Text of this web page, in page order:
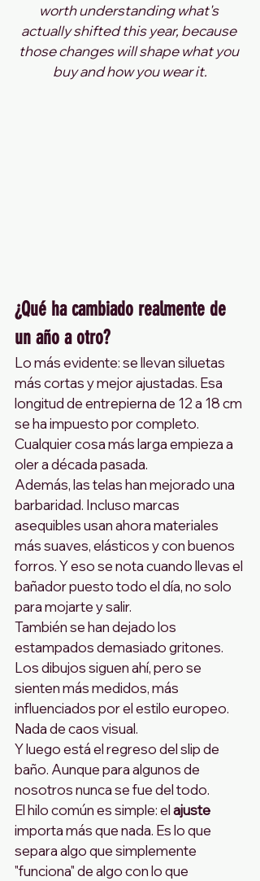
worth understanding what's
actually shifted this year, because
those changes will shape what you
buy and how you wear it.
¿Qué ha cambiado realmente de
un año a otro?
Lo más evidente: se llevan siluetas
más cortas y mejor ajustadas. Esa
longitud de entrepierna de 12 a 18 cm
se ha impuesto por completo.
Cualquier cosa más larga empieza a
oler a década pasada.
Además, las telas han mejorado una
barbaridad. Incluso marcas
asequibles usan ahora materiales
más suaves, elásticos y con buenos
forros. Y eso se nota cuando llevas el
bañador puesto todo el día, no solo
para mojarte y salir.
También se han dejado los
estampados demasiado gritones.
Los dibujos siguen ahí, pero se
sienten más medidos, más
influenciados por el estilo europeo.
Nada de caos visual.
Y luego está el regreso del slip de
baño. Aunque para algunos de
nosotros nunca se fue del todo.
El hilo común es simple: el ajuste
importa más que nada. Es lo que
separa algo que simplemente
"funciona" de algo con lo que